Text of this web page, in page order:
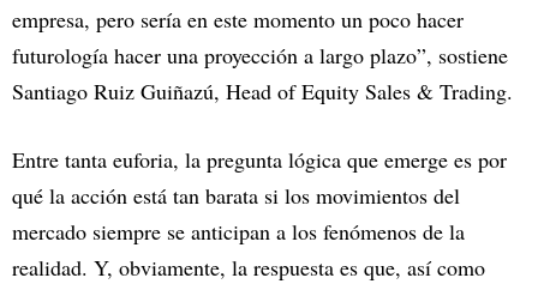
empresa, pero sería en este momento un poco hacer
futurología hacer una proyección a largo plazo”, sostiene
Santiago Ruiz Guiñazú, Head of Equity Sales & Trading.
Entre tanta euforia, la pregunta lógica que emerge es por
qué la acción está tan barata si los movimientos del
mercado siempre se anticipan a los fenómenos de la
realidad. Y, obviamente, la respuesta es que, así como